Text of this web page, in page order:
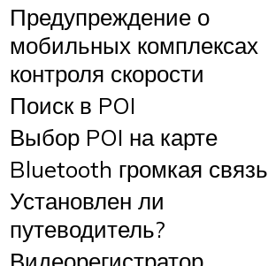
Предупреждение о
мобильных комплексах
контроля скорости
Поиск в POI
Выбор POI на карте
Bluetooth громкая связь
Установлен ли
путеводитель?